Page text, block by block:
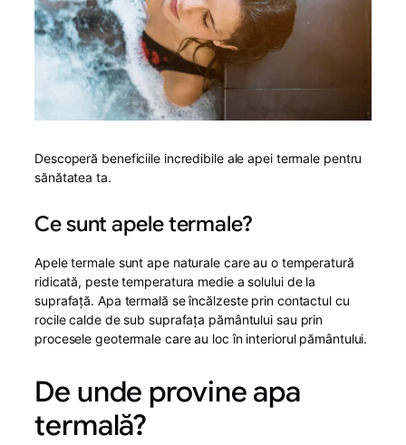
Descoperă beneficiile incredibile ale apei termale pentru
sănătatea ta.
Ce sunt apele termale?
Apele termale sunt ape naturale care au o temperatură
ridicată, peste temperatura medie a solului de la
suprafață. Apa termală se încălzeste prin contactul cu
rocile calde de sub suprafața pământului sau prin
procesele geotermale care au loc în interiorul pământului.
De unde provine apa
termală?